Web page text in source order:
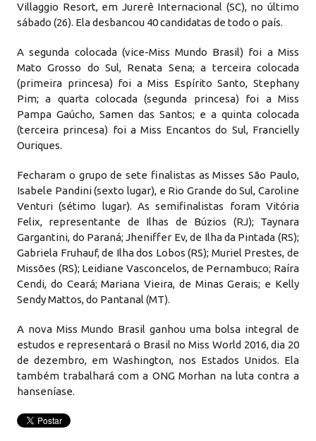
Villaggio Resort, em Jurerê Internacional (SC), no último
sábado (26). Ela desbancou 40 candidatas de todo o país.
A segunda colocada (vice-Miss Mundo Brasil) foi a Miss
Mato Grosso do Sul, Renata Sena; a terceira colocada
(primeira princesa) foi a Miss Espírito Santo, Stephany
Pim; a quarta colocada (segunda princesa) foi a Miss
Pampa Gaúcho, Samen das Santos; e a quinta colocada
(terceira princesa) foi a Miss Encantos do Sul, Francielly
Ouriques.
Fecharam o grupo de sete finalistas as Misses São Paulo,
Isabele Pandini (sexto lugar), e Rio Grande do Sul, Caroline
Venturi (sétimo lugar). As semifinalistas foram Vitória
Felix, representante de Ilhas de Búzios (RJ); Taynara
Gargantini, do Paraná; Jheniffer Ev, de Ilha da Pintada (RS);
Gabriela Fruhauf, de Ilha dos Lobos (RS); Muriel Prestes, de
Missões (RS); Leidiane Vasconcelos, de Pernambuco; Raíra
Cendi, do Ceará; Mariana Vieira, de Minas Gerais; e Kelly
Sendy Mattos, do Pantanal (MT).
A nova Miss Mundo Brasil ganhou uma bolsa integral de
estudos e representará o Brasil no Miss World 2016, dia 20
de dezembro, em Washington, nos Estados Unidos. Ela
também trabalhará com a ONG Morhan na luta contra a
hanseníase.